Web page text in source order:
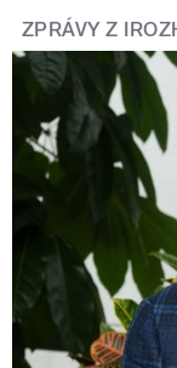
ZPRÁVY Z